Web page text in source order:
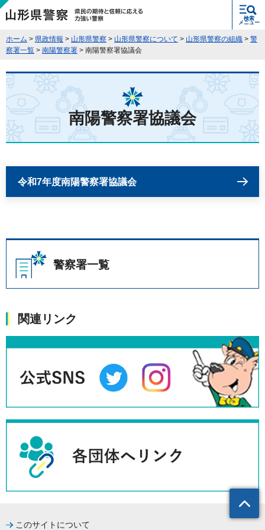
県民の期待と信頼に応える力強い警
察 山形県警察
検索
メニュー
ホーム > 県政情報 > 山形県警察 > 山形県警察について > 山形県警察の組織 > 警
察署一覧 > 南陽警察署 > 南陽警察署協議会
南陽警察署協議会
令和7年度南陽警察署協議会
警察署一覧
関連リンク
このサイトについて